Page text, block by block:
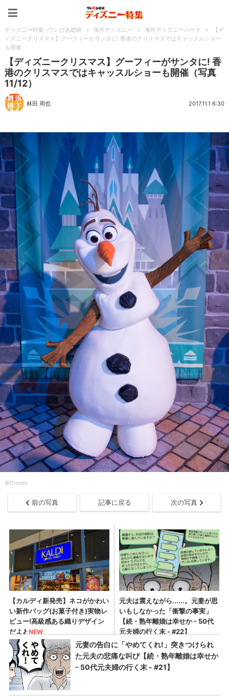
ディズニー特集 -ウレぴあ総研 > 海外ディズニー > 海外ディズニーパーク >
【デ
ィズニークリスマス】グーフィーがサンタに! 香港のクリスマスではキャッスルショー
も開催
【ディズニークリスマス】グーフィーがサンタに! 香
港のクリスマスではキャッスルショーも開催（写真
11/12）
林田 周也 2017.11.1 6:30
©︎Disney
前の写真 記事に戻る 次の写真